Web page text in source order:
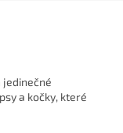
jedinečné
a kočky, které